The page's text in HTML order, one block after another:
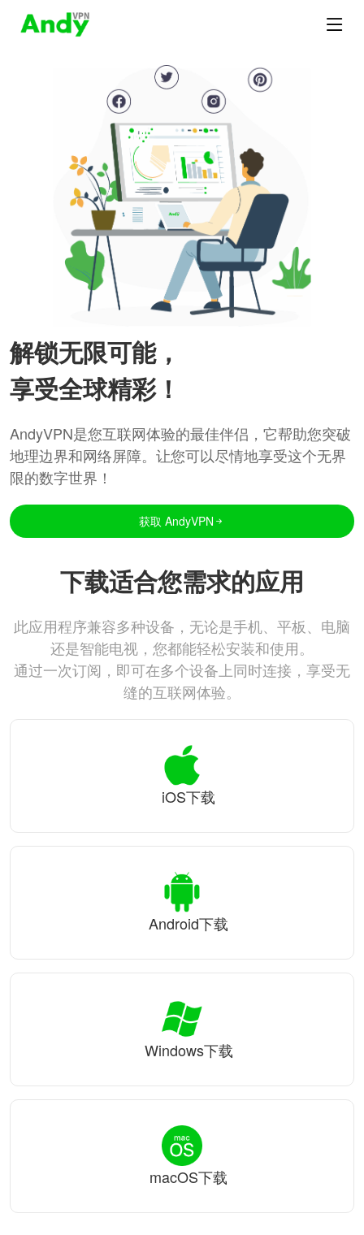
解锁无限可能，
享受全球精彩！
AndyVPN是您互联网体验的最佳伴侣，它帮助您突破
地理边界和网络屏障。让您可以尽情地享受这个无界
限的数字世界！
获取 AndyVPN
下载适合您需求的应用
此应用程序兼容多种设备，无论是手机、平板、电脑
还是智能电视，您都能轻松安装和使用。
通过一次订阅，即可在多个设备上同时连接，享受无
缝的互联网体验。
iOS下载
Android下载
Windows下载
macOS下载